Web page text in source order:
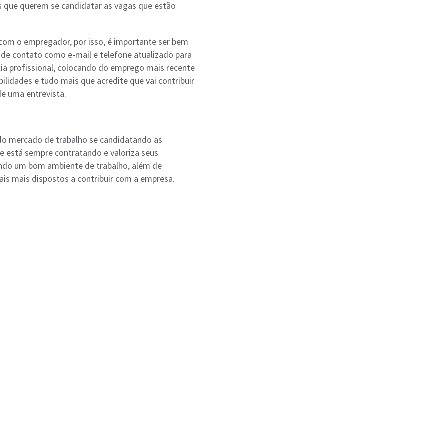
querem se candidatar as vagas que estão
o empregador, por isso, é importante ser bem
contato como e-mail e telefone atualizado para
profissional, colocando do emprego mais recente
e tudo mais que acredite que vai contribuir
uma entrevista.
mercado de trabalho se candidatando as
está sempre contratando e valoriza seus
um bom ambiente de trabalho, além de
mais dispostos a contribuir com a empresa.